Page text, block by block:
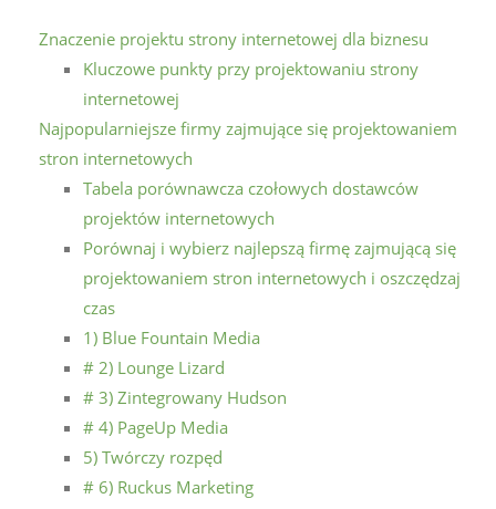
Znaczenie projektu strony internetowej dla biznesu
Kluczowe punkty przy projektowaniu strony
internetowej
Najpopularniejsze firmy zajmujące się projektowaniem
stron internetowych
Tabela porównawcza czołowych dostawców
projektów internetowych
Porównaj i wybierz najlepszą firmę zajmującą się
projektowaniem stron internetowych i oszczędzaj
czas
1) Blue Fountain Media
# 2) Lounge Lizard
# 3) Zintegrowany Hudson
# 4) PageUp Media
5) Twórczy rozpęd
# 6) Ruckus Marketing